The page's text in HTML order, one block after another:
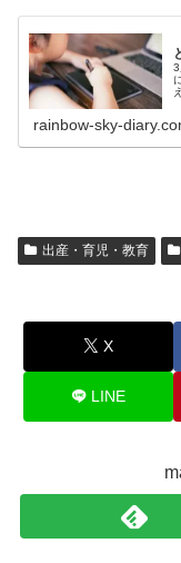
rainbow-sky-
出産・育児・教育
X
LINE